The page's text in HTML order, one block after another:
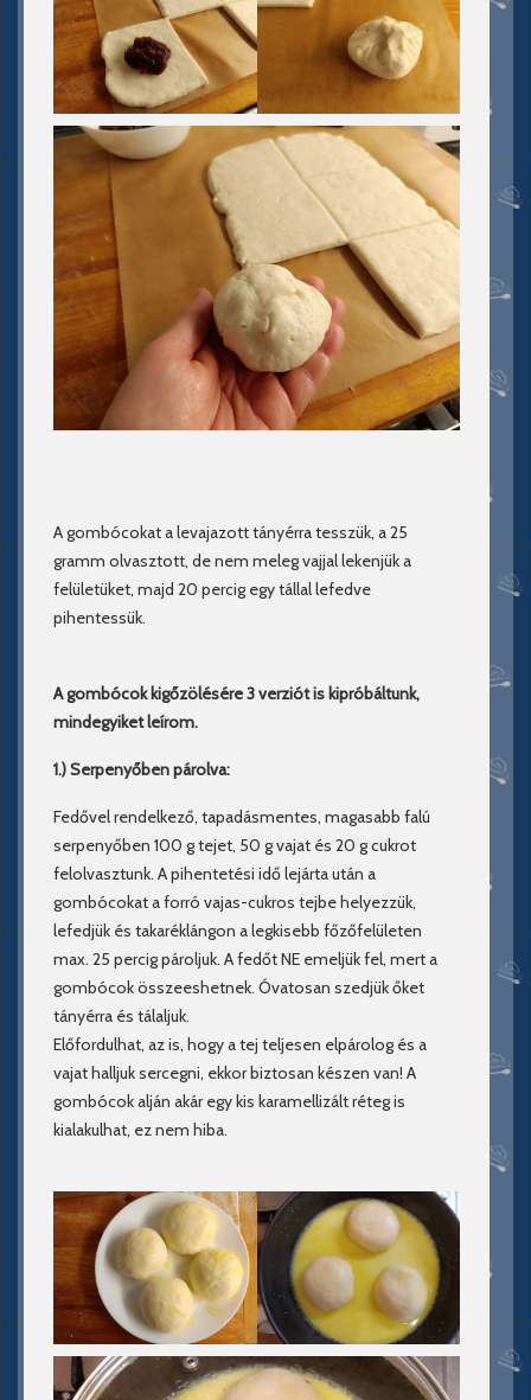
A gombócokat a levajazott tányérra tesszük, a 25
gramm olvasztott, de nem meleg vajjal lekenjük a
felületüket, majd 20 percig egy tállal lefedve
pihentessük.
A gombócok kigőzölésére 3 verziót is kipróbáltunk,
mindegyiket leírom.
1.) Serpenyőben párolva:
Fedővel rendelkező, tapadásmentes, magasabb falú
serpenyőben 100 g tejet, 50 g vajat és 20 g cukrot
felolvasztunk. A pihentetési idő lejárta után a
gombócokat a forró vajas-cukros tejbe helyezzük,
lefedjük és takaréklángon a legkisebb főzőfelületen
max. 25 percig pároljuk. A fedőt NE emeljük fel, mert a
gombócok összeeshetnek. Óvatosan szedjük őket
tányérra és tálaljuk.
Előfordulhat, az is, hogy a tej teljesen elpárolog és a
vajat halljuk sercegni, ekkor biztosan készen van! A
gombócok alján akár egy kis karamellizált réteg is
kialakulhat, ez nem hiba.